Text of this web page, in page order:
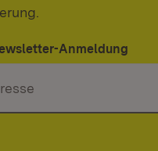
Anmeldung